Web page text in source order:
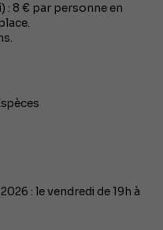
: 8 € par personne en
: le vendredi de 19h à